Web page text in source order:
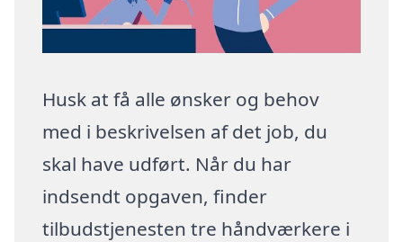
Husk at få alle ønsker og behov
med i beskrivelsen af det job, du
skal have udført. Når du har
indsendt opgaven, finder
tilbudstjenesten tre håndværkere i